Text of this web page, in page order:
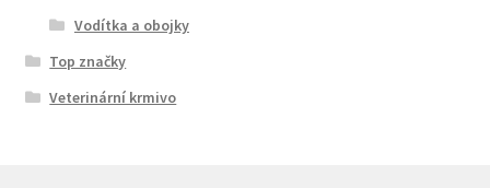
Vodítka a obojky
Top značky
Veterinární krmivo